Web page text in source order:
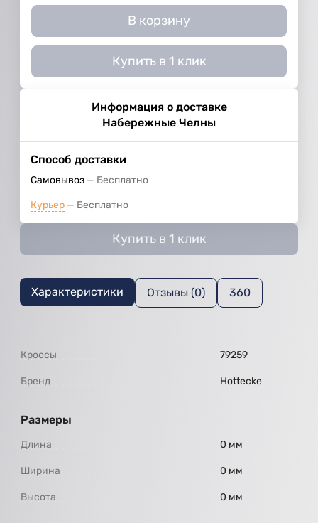
В корзину
Купить в 1 клик
Информация о доставке
Набережные Челны
Способ доставки
Самовывоз Бесплатно
Курьер Бесплатно
Купить в 1 клик
Характеристики Отзывы (0) 360
Кроссы 79259
Бренд Hottecke
Размеры
Длина 0 мм
Ширина 0 мм
Высота 0 мм